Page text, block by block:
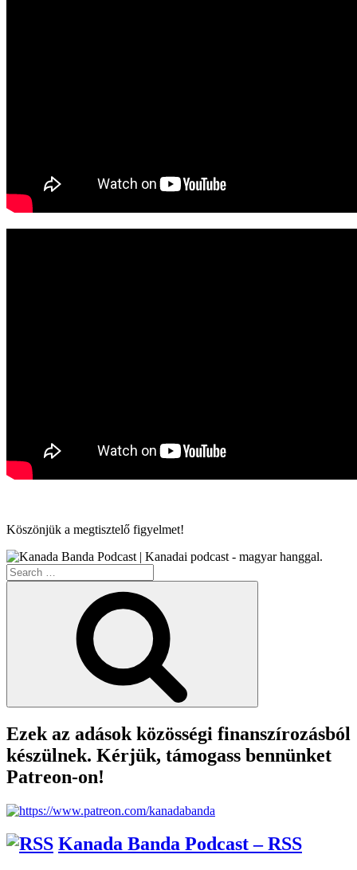
Köszönjük a megtisztelő figyelmet!
Search
for:
Ezek az adások közösségi finanszírozásból
készülnek. Kérjük, támogass bennünket
Patreon-on!
Kanada Banda Podcast – RSS